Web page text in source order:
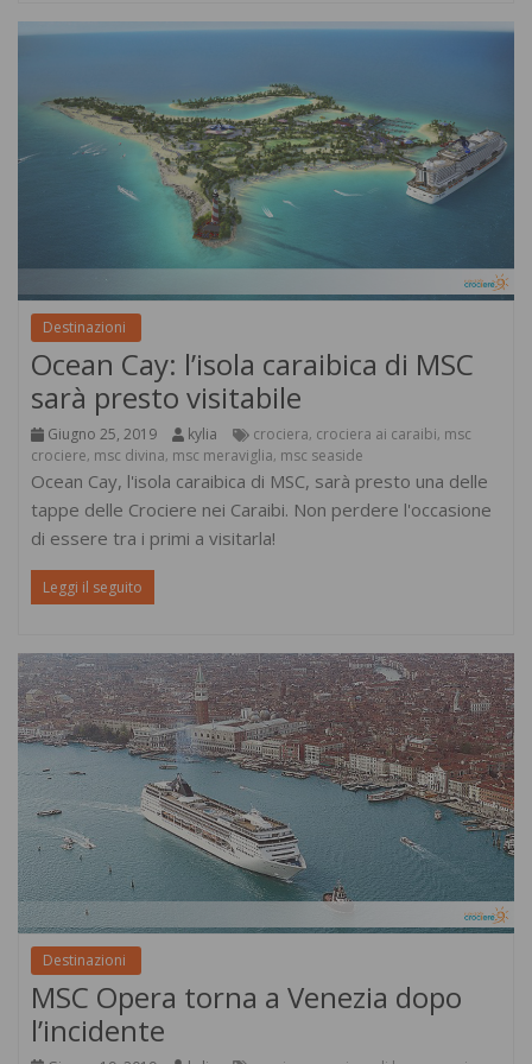
Destinazioni
Ocean Cay: l’isola caraibica di MSC
sarà presto visitabile
Giugno 25, 2019 kylia crociera, crociera ai caraibi, msc
crociere, msc divina, msc meraviglia, msc seaside
Ocean Cay, l'isola caraibica di MSC, sarà presto una delle
tappe delle Crociere nei Caraibi. Non perdere l'occasione
di essere tra i primi a visitarla!
Leggi il seguito
Destinazioni
MSC Opera torna a Venezia dopo
l’incidente